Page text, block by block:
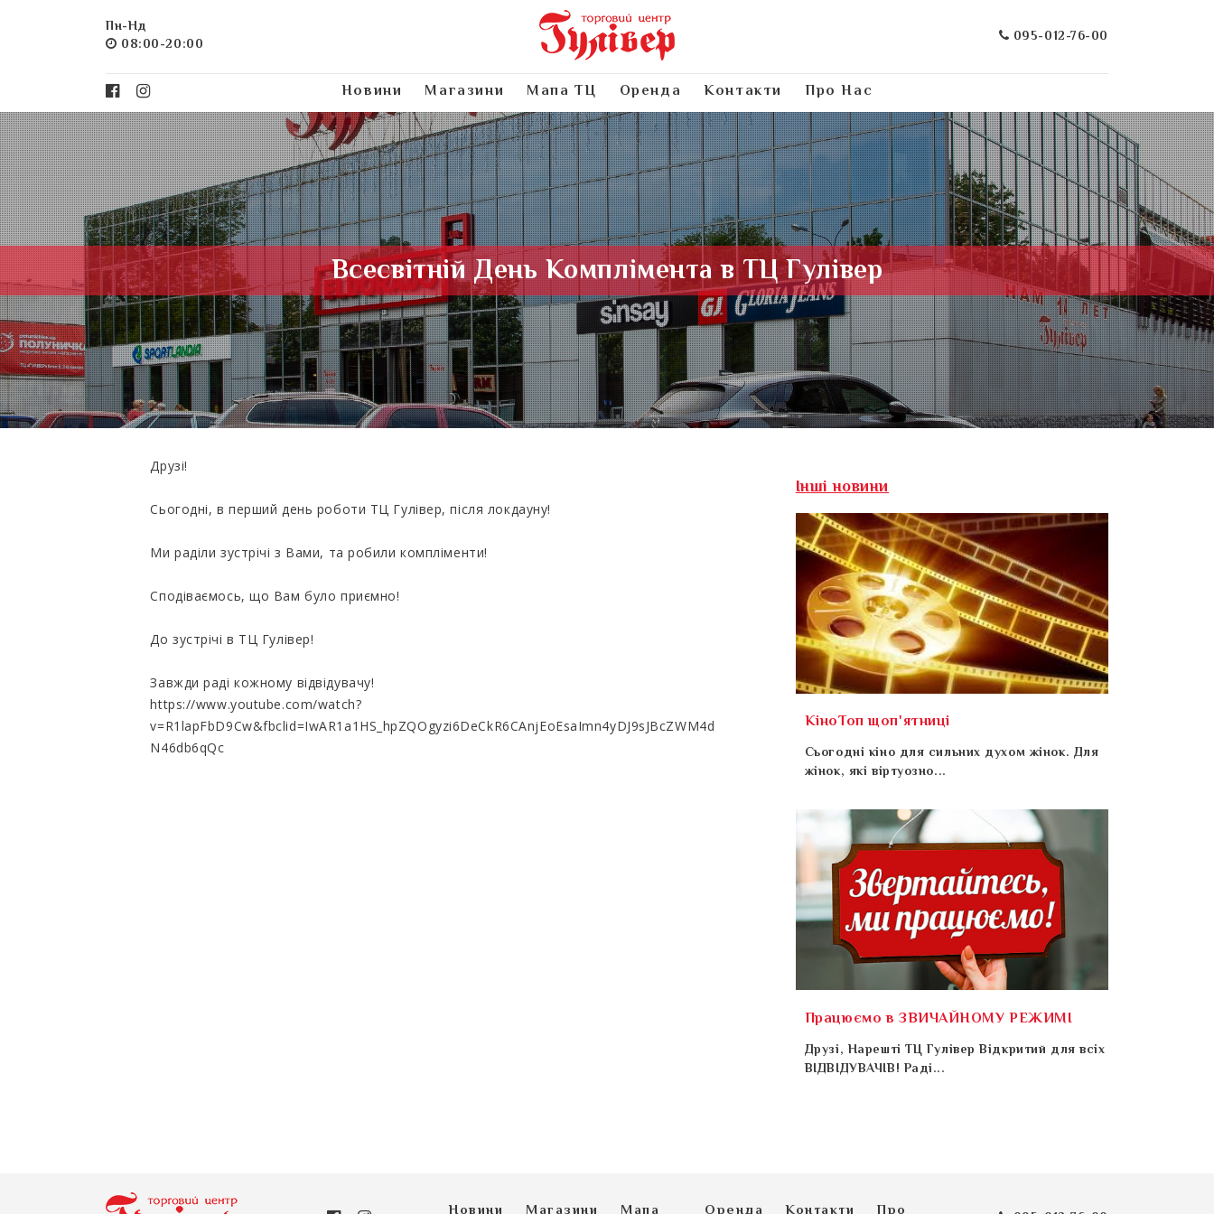
Пн-Нд
08:00-20:00
095-012-76-00
Новини Магазини Мапа ТЦ Оренда Контакти Про Нас
Всесвітній День Комплімента в ТЦ Гулівер
Друзі!
Сьогодні, в перший день роботи ТЦ Гулівер, після локдауну!
Ми раділи зустрічі з Вами, та робили компліменти!
Сподіваємось, що Вам було приємно!
До зустрічі в ТЦ Гулівер!
Завжди раді кожному відвідувачу!
https://www.youtube.com/watch?
v=R1lapFbD9Cw&fbclid=IwAR1a1HS_hpZQOgyzi6DeCkR6CAnjEoEsaImn4yDJ9sJBcZWM4d
N46db6qQc
Інші новини
КіноТоп щоп'ятниці
Сьогодні кіно для сильних духом жінок. Для
жінок, які віртуозно...
Працюємо в ЗВИЧАЙНОМУ РЕЖИМІ
Друзі, Нарешті ТЦ Гулівер Відкритий для всіх
ВІДВІДУВАЧІВ! Раді...